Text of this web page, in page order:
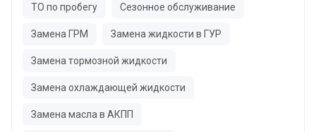
ТО по пробегу Сезонное обслуживание
Замена ГРМ Замена жидкости в ГУР
Замена тормозной жидкости
Замена охлаждающей жидкости
Замена масла в АКПП